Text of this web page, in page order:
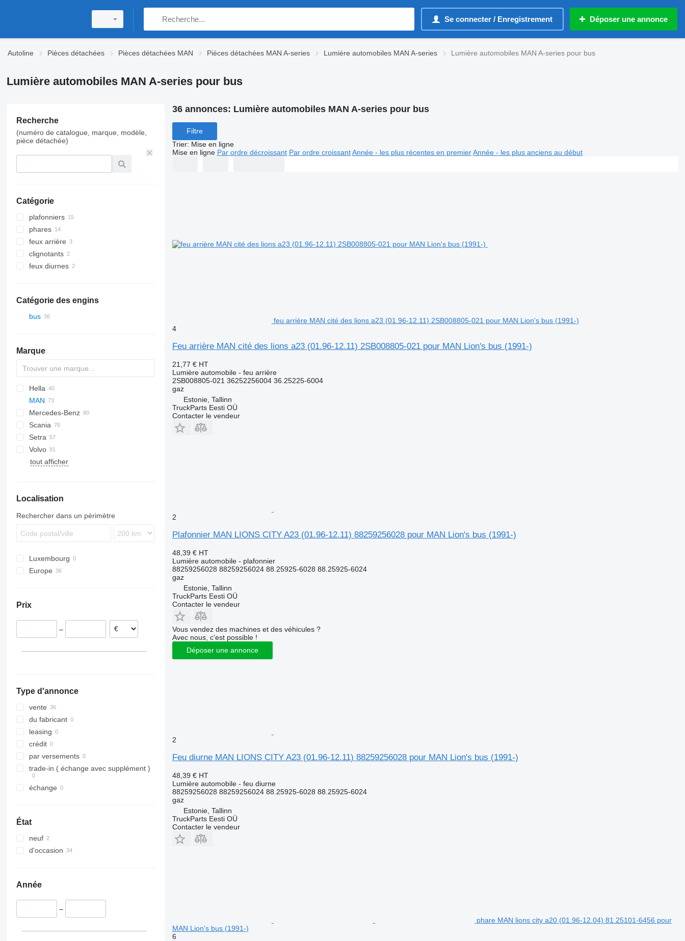
Se connecter / Enregistrement Déposer une annonce
Autoline Pièces détachées Pièces détachées MAN Pièces détachées MAN A-series Lumière automobiles MAN A-series Lumière automobiles MAN A-series pour bus
Lumière automobiles MAN A-series pour bus
Recherche
(numéro de catalogue, marque, modèle,
pièce détachée)
Catégorie
plafonniers
phares
feux arrière
clignotants
feux diurnes
Catégorie des engins
bus
Marque
Futura
Magiq
Scudo
Hella
Crossway
Eurorider
Axer
Citelis
Crossway
Daily
Domino
Evadys
Proway
Century
I-series
MAN
A-series
A20
A21
A23
Lion's series
Lion's Coach
Mercedes-Benz
Actros
Citaro
Conecto
GL-Class
O-series
Travego
Cityliner
Skyliner
Starliner
Tourliner
Scania
Century
Irizar
K-series
Setra
S-series
Alpino
Urbino
Maraton
Prestij
Astromega
Astron
Volvo
7700
9900
tout afficher
Localisation
Rechercher dans un périmètre
Luxembourg
Europe
Prix
–
Type d'annonce
vente
du fabricant
leasing
crédit
par versements
trade-in ( échange avec supplément )
échange
État
neuf
d'occasion
Année
–
36 annonces: Lumière automobiles MAN A-series pour bus
Filtre
Trier: Mise en ligne
Mise en ligne Par ordre décroissant Par ordre croissant Année - les plus récentes en premier Année - les plus anciens au début
feu arrière MAN cité des lions a23 (01.96-12.11) 2SB008805-021 pour MAN Lion's bus (1991-)
4
Feu arrière MAN cité des lions a23 (01.96-12.11) 2SB008805-021 pour MAN Lion's bus (1991-)
21,77 € HT
Lumière automobile - feu arrière
2SB008805-021 36252256004 36.25225-6004
gaz
Estonie, Tallinn
TruckParts Eesti OÜ
Contacter le vendeur
2
Plafonnier MAN LIONS CITY A23 (01.96-12.11) 88259256028 pour MAN Lion's bus (1991-)
48,39 € HT
Lumière automobile - plafonnier
88259256028 88259256024 88.25925-6028 88.25925-6024
gaz
Estonie, Tallinn
TruckParts Eesti OÜ
Contacter le vendeur
Vous vendez des machines et des véhicules ?
Avec nous, c'est possible !
Déposer une annonce
2
Feu diurne MAN LIONS CITY A23 (01.96-12.11) 88259256028 pour MAN Lion's bus (1991-)
48,39 € HT
Lumière automobile - feu diurne
88259256028 88259256024 88.25925-6028 88.25925-6024
gaz
Estonie, Tallinn
TruckParts Eesti OÜ
Contacter le vendeur
phare MAN lions city a20 (01.96-12.04) 81.25101-6456 pour
MAN Lion's bus (1991-)
6